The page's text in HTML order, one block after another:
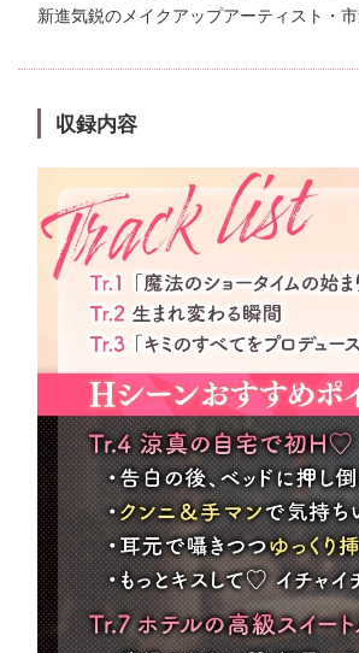
新進気鋭のメイクアップアーティスト・
収録内容